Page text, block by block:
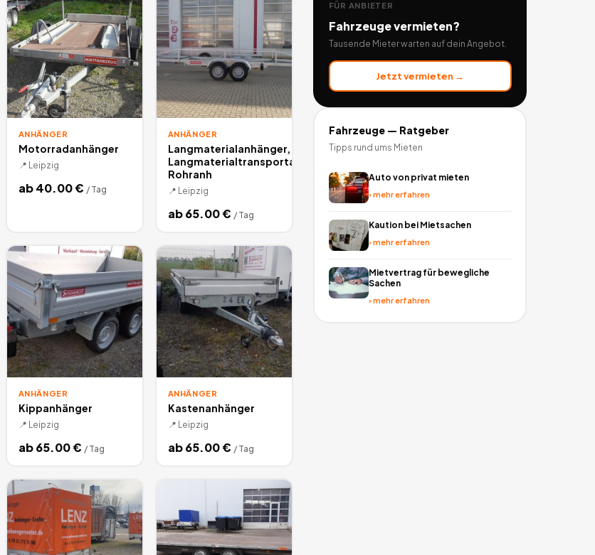
ANHÄNGER
Motorradanhänger
📍 Leipzig
ab40.00€ / Tag
ANHÄNGER
Langmaterialanhänger,
Langmaterialtransportanhänger,
Rohranh
📍 Leipzig
ab65.00€ / Tag
ANHÄNGER
Kippanhänger
📍 Leipzig
ab65.00€ / Tag
ANHÄNGER
Kastenanhänger
📍 Leipzig
ab65.00€ / Tag
FÜR ANBIETER
Fahrzeugevermieten?
Tausende Mieter warten auf dein Angebot.
Jetzt vermieten →
Fahrzeuge— Ratgeber
Tipps rund ums Mieten
Auto von privat mieten
›mehr erfahren
Kaution bei Mietsachen
›mehr erfahren
Mietvertrag für bewegliche
Sachen
›mehr erfahren